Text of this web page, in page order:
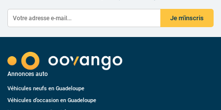
Je m'inscris
Annonces auto
Véhicules neufs en Guadeloupe
Véhicules d’occasion en Guadeloupe